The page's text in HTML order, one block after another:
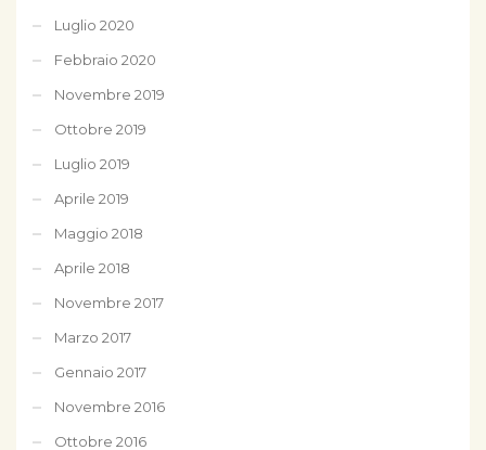
Luglio 2020
Febbraio 2020
Novembre 2019
Ottobre 2019
Luglio 2019
Aprile 2019
Maggio 2018
Aprile 2018
Novembre 2017
Marzo 2017
Gennaio 2017
Novembre 2016
Ottobre 2016